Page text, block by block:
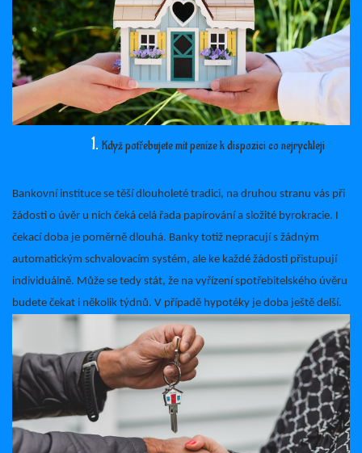
Když potřebujete mít peníze k dispozici co nejrychleji
Bankovní instituce se těší dlouholeté tradici, na druhou stranu vás při
žádosti o úvěr u nich čeká celá řada papírování a složité byrokracie. I
čekací doba je poměrně dlouhá. Banky totiž nepracují s žádným
automatickým schvalovacím systém, ale ke každé žádosti přistupují
individuálně. Může se tedy stát, že na vyřízení spotřebitelského úvěru
budete čekat i několik týdnů. V případě hypotéky je doba ještě delší.